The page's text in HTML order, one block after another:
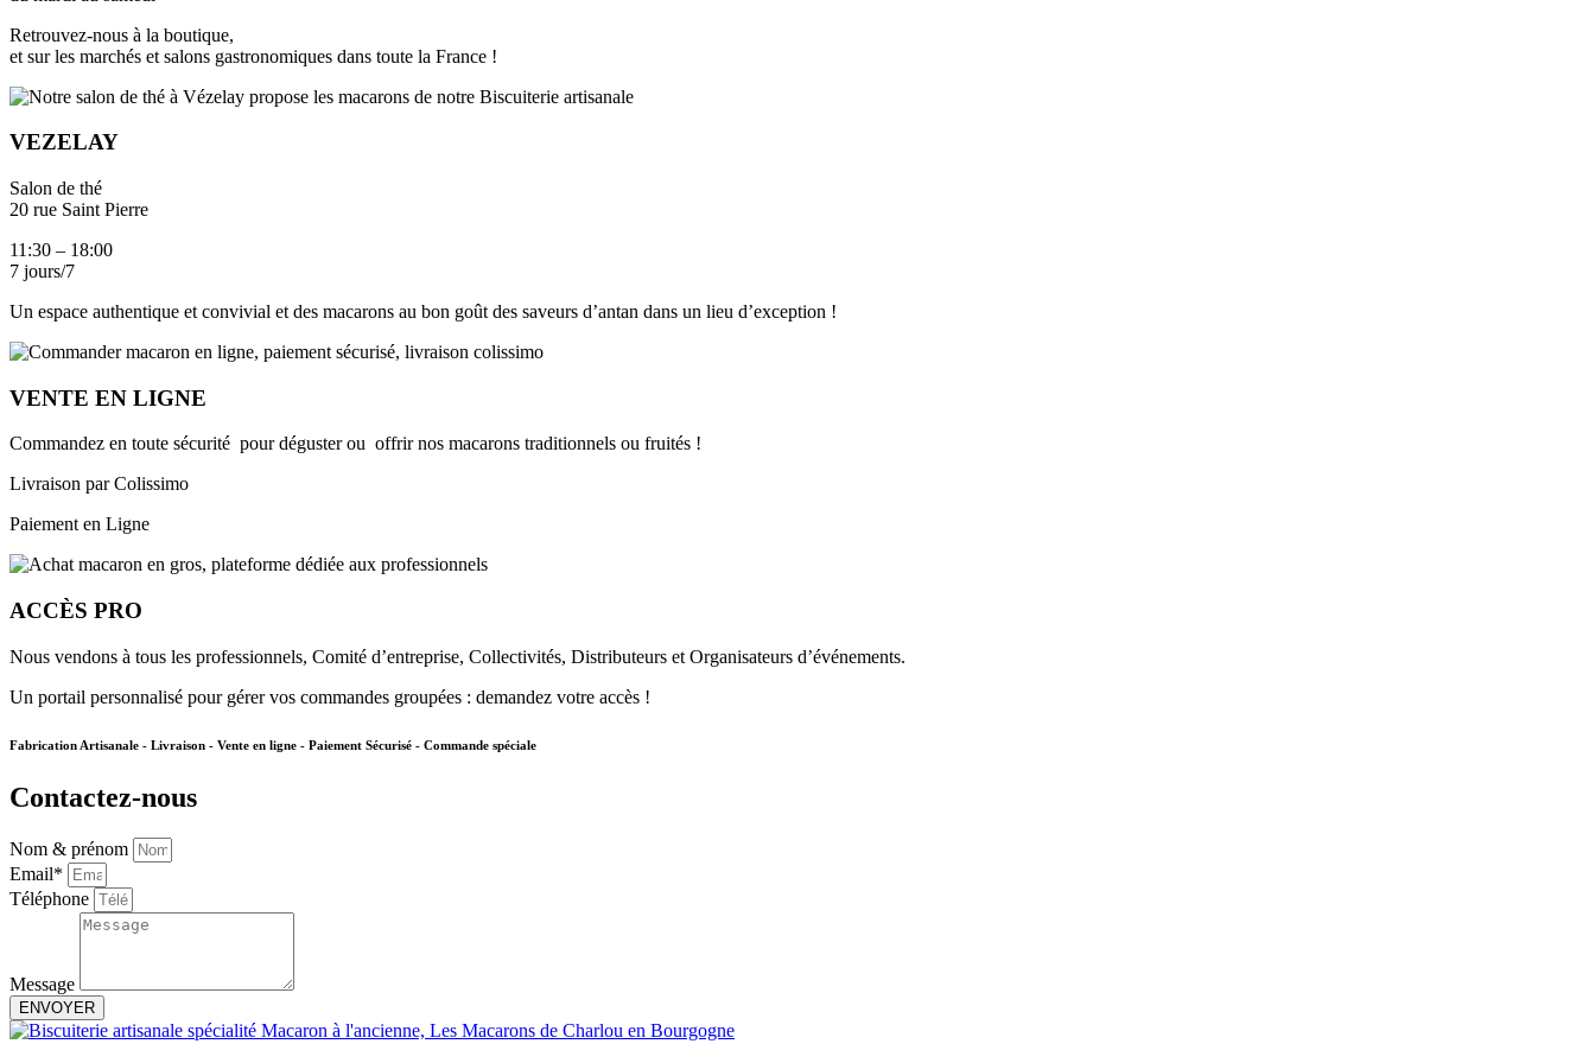
Retrouvez-nous à la boutique,
et sur les marchés et salons gastronomiques dans toute la France !
VEZELAY
Salon de thé
20 rue Saint Pierre
11:30 – 18:00
7 jours/7
Un espace authentique et convivial et des macarons au bon goût des saveurs d’antan dans un lieu d’exception !
VENTE EN LIGNE
Commandez en toute sécurité pour déguster ou offrir nos macarons traditionnels ou fruités !
Livraison par Colissimo
Paiement en Ligne
ACCÈS PRO
Nous vendons à tous les professionnels, Comité d’entreprise, Collectivités, Distributeurs et Organisateurs d’événements.
Un portail personnalisé pour gérer vos commandes groupées : demandez votre accès !
Fabrication Artisanale - Livraison - Vente en ligne - Paiement Sécurisé - Commande spéciale
Contactez-nous
Nom & prénom
Email*
Téléphone
Message
ENVOYER